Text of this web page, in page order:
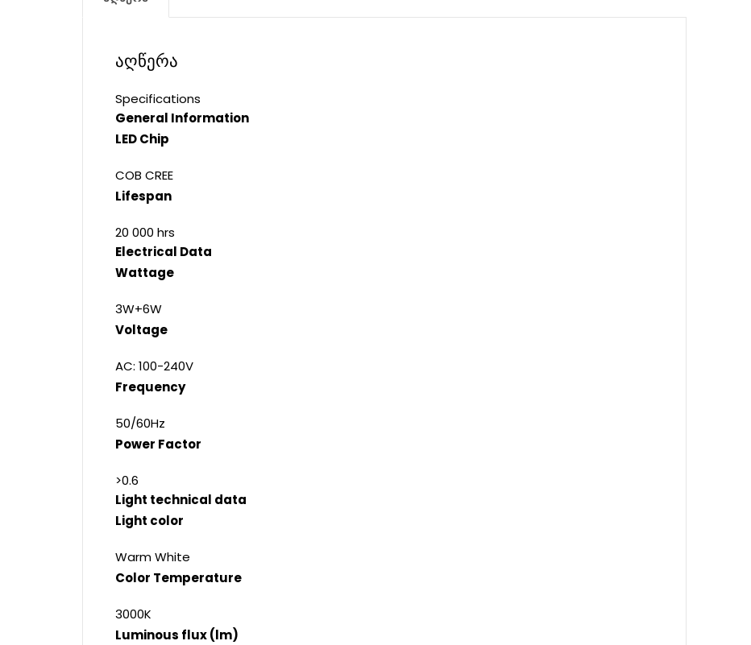
აღწერა
Specifications
General Information
LED Chip
COB CREE
Lifespan
20 000 hrs
Electrical Data
Wattage
3W+6W
Voltage
AC: 100-240V
Frequency
50/60Hz
Power Factor
>0.6
Light technical data
Light color
Warm White
Color Temperature
3000K
Luminous flux (lm)